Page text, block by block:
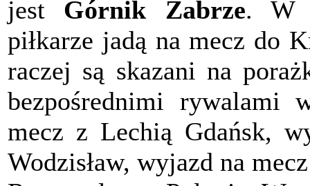
jest Górnik Zabrze. W
piłkarze jadą na mecz do
raczej są skazani na
bezpośrednimi rywalami
mecz z Lechią Gdańsk,
Wodzisław, wyjazd na